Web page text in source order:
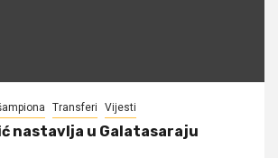
Transferi Vijesti
nastavlja u Galatasaraju